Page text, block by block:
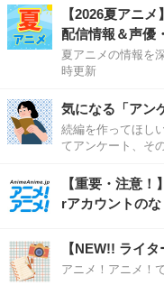
【2026夏アニ
配信情報＆声優
夏アニメの情報を
時更新
気になる「アン
続編を作ってほし
てアンケート、そ
【重要・注意
rアカウントの
【NEW!! ライタ
アニメ！アニメ！